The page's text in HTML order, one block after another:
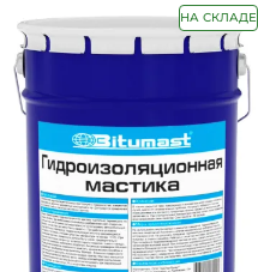
НА СКЛАДЕ